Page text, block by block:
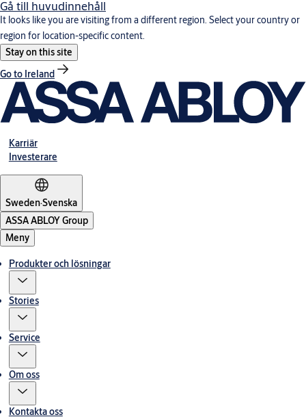
Gå till huvudinnehåll
It looks like you are visiting from a different region. Select your country or
region for location-specific content.
Stay on this site
Go to Ireland
Karriär
Investerare
Sweden·Svenska
ASSA ABLOY Group
Meny
Produkter och lösningar
Stories
Service
Om oss
Kontakta oss